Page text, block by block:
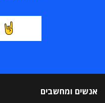
אנשים ומחשבים